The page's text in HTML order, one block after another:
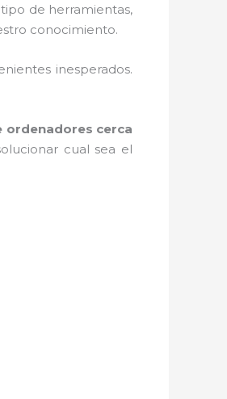
de herramientas,
conocimiento.
inesperados.
ordenadores cerca
cual sea el